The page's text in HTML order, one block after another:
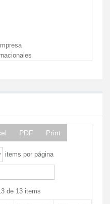
PDF Print
items por página
de 13 items